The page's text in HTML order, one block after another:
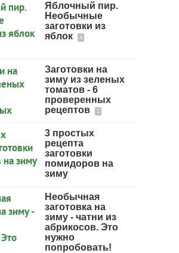
Яблочный пир.
Необычные
заготовки из
яблок
4
Заготовки на
зиму из зеленых
томатов - 6
проверенных
рецептов
2
3 простых
рецепта
заготовки
помидоров на
зиму
Необычная
заготовка на
зиму - чатни из
абрикосов. Это
нужно
попробовать!